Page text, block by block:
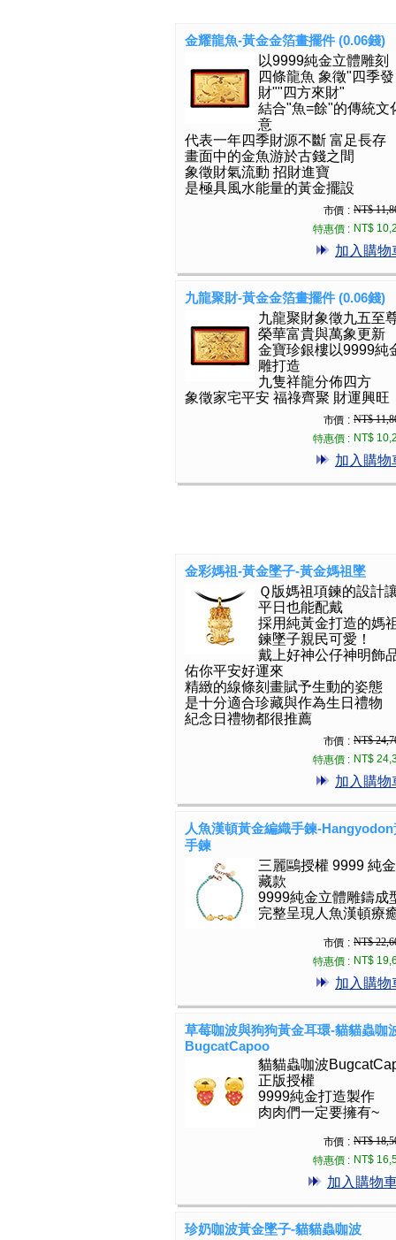
金耀龍魚-黃金金箔畫擺件 (0.06錢)
以9999純金立體雕刻
四條龍魚 象徵"四季發
財""四方來財"
結合"魚=餘"的傳統文
意
代表一年四季財源不斷 富足長存
畫面中的金魚游於古錢之間
象徵財氣流動 招財進寶
是極具風水能量的黃金擺設
市價 : NT$
特惠價 : NT$
加入購物
九龍聚財-黃金金箔畫擺件 (0.06錢)
九龍聚財象徵九五至
榮華富貴與萬象更新
金寶珍銀樓以9999純
雕打造
九隻祥龍分佈四方
象徵家宅平安 福祿齊聚 財運興旺
市價 : NT$
特惠價 : NT$
加入購物
金彩媽祖-黃金墜子-黃金媽祖墜
Ｑ版媽祖項鍊的設計
平日也能配戴
採用純黃金打造的媽
鍊墜子親民可愛！
戴上好神公仔神明飾
佑你平安好運來
精緻的線條刻畫賦予生動的姿態
是十分適合珍藏與作為生日禮物
紀念日禮物都很推薦
市價 : NT$
特惠價 : NT$
加入購物
人魚漢頓黃金編織手鍊-Hangyodon
手鍊
三麗鷗授權 9999 純
藏款
9999純金立體雕鑄成
完整呈現人魚漢頓療
市價 : NT$
特惠價 : NT$
加入購物
草莓咖波與狗狗黃金耳環-貓貓蟲咖
BugcatCapoo
貓貓蟲咖波
正版授權
9999純金打造製作
肉肉們一定要擁有~
市價 : NT$
特惠價 : NT$
加入購物
珍奶咖波黃金墜子-貓貓蟲咖波